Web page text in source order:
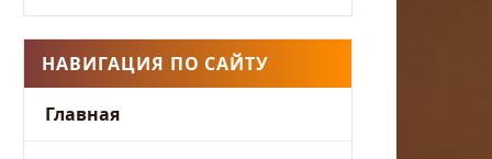
НАВИГАЦИЯ ПО САЙТУ
Главная